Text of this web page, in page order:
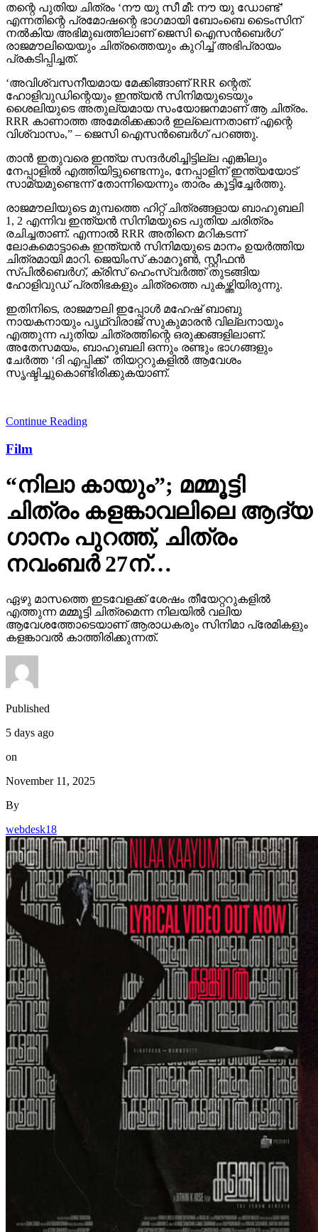
തന്റെ പുതിയ ചിത്രം ‘നൗ യു സീ മീ: നൗ യു ഡോണ്ട്’
എന്നതിന്റെ പ്രമോഷന്റെ ഭാഗമായി ബോംബെ ടൈംസിന്
നല്‍കിയ അഭിമുഖത്തിലാണ് ജെസി ഐസന്‍ബെര്‍ഗ്
രാജമൗലിയെയും ചിത്രത്തെയും കുറിച്ച് അഭിപ്രായം
പ്രകടിപ്പിച്ചത്.
‘അവിശ്വസനീയമായ മേക്കിങ്ങാണ് RRR ന്റെത്.
ഹോളിവുഡിന്റെയും ഇന്ത്യന്‍ സിനിമയുടെയും
ശൈലിയുടെ അതുല്യമായ സംയോജനമാണ് ആ ചിത്രം.
RRR കാണാത്ത അമേരിക്കക്കാര്‍ ഇല്ലെന്നതാണ് എന്റെ
വിശ്വാസം,” – ജെസി ഐസന്‍ബെര്‍ഗ് പറഞ്ഞു.
താന്‍ ഇതുവരെ ഇന്ത്യ സന്ദര്‍ശിച്ചിട്ടില്ല എങ്കിലും
നേപ്പാളില്‍ എത്തിയിട്ടുണ്ടെന്നും, നേപ്പാളിന് ഇന്ത്യയോട്
സാമ്യമുണ്ടെന്ന് തോന്നിയെന്നും താരം കൂട്ടിച്ചേര്‍ത്തു.
രാജമൗലിയുടെ മുമ്പത്തെ ഹിറ്റ് ചിത്രങ്ങളായ ബാഹുബലി
1, 2 എന്നിവ ഇന്ത്യന്‍ സിനിമയുടെ പുതിയ ചരിത്രം
രചിച്ചതാണ്. എന്നാല്‍ RRR അതിനെ മറികടന്ന്
ലോകമൊട്ടാകെ ഇന്ത്യന്‍ സിനിമയുടെ മാനം ഉയര്‍ത്തിയ
ചിത്രമായി മാറി. ജെയിംസ് കാമറൂണ്‍, സ്റ്റീഫന്‍
സ്പില്‍ബെര്‍ഗ്, ക്രിസ് ഹെംസ്വര്‍ത്ത് തുടങ്ങിയ
ഹോളിവുഡ് പ്രതിഭകളും ചിത്രത്തെ പുകഴ്ത്തിയിരുന്നു.
ഇതിനിടെ, രാജമൗലി ഇപ്പോള്‍ മഹേഷ് ബാബു
നായകനായും പൃഥ്വിരാജ് സുകുമാരന്‍ വില്ലനായും
എത്തുന്ന പുതിയ ചിത്രത്തിന്റെ ഒരുക്കങ്ങളിലാണ്.
അതേസമയം, ബാഹുബലി ഒന്നും രണ്ടും ഭാഗങ്ങളും
ചേര്‍ത്ത ‘ദി എപ്പിക്ക്’ തിയറ്ററുകളില്‍ ആവേശം
സൃഷ്ടിച്ചുകൊണ്ടിരിക്കുകയാണ്.
Continue Reading
Film
“നിലാ കായും”; മമ്മൂട്ടി
ചിത്രം കളങ്കാവലിലെ ആദ്യ
ഗാനം പുറത്ത്, ചിത്രം
നവംബർ 27ന്…
ഏഴു മാസത്തെ ഇടവേളക്ക് ശേഷം തീയേറ്ററുകളിൽ
എത്തുന്ന മമ്മൂട്ടി ചിത്രമെന്ന നിലയിൽ വലിയ
ആവേശത്തോടെയാണ് ആരാധകരും സിനിമാ പ്രേമികളും
കളങ്കാവൽ കാത്തിരിക്കുന്നത്.
Published
5 days ago
on
November 11, 2025
By
webdesk18